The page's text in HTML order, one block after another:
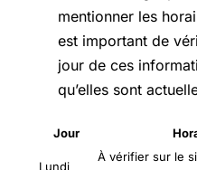
mentionner les
est important de
jour de ces
qu’elles sont
Jour
Lundi
À vérifier sur le